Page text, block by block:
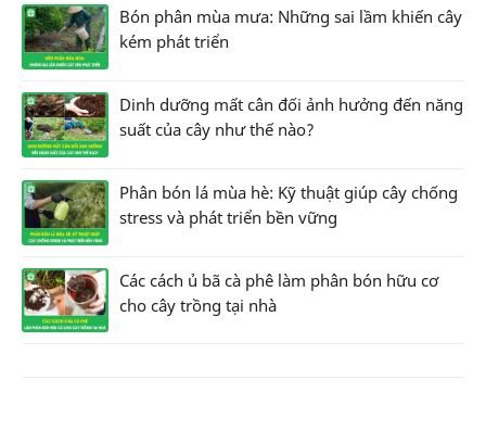
Bón phân mùa mưa: Những sai lầm khiến cây
kém phát triển
Dinh dưỡng mất cân đối ảnh hưởng đến năng
suất của cây như thế nào?
Phân bón lá mùa hè: Kỹ thuật giúp cây chống
stress và phát triển bền vững
Các cách ủ bã cà phê làm phân bón hữu cơ
cho cây trồng tại nhà